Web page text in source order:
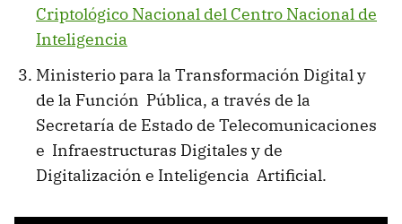
Criptológico Nacional del Centro Nacional de
Inteligencia
Ministerio para la Transformación Digital y
de la Función Pública, a través de la
Secretaría de Estado de Telecomunicaciones
e Infraestructuras Digitales y de
Digitalización e Inteligencia Artificial.